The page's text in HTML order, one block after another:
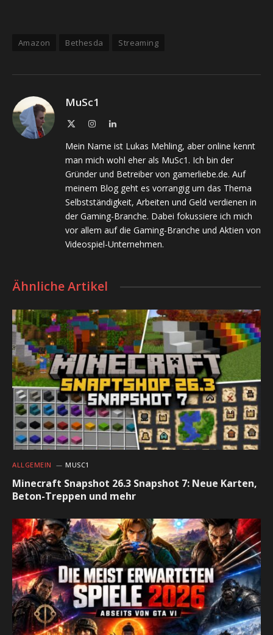
Amazon Bethesda Streaming
MuSc1
InstagramLinkedIn
Mein Name ist Lukas Mehling, aber online kennt
man mich wohl eher als MuSc1. Ich bin der
Gründer und Betreiber von gamerliebe.de. Auf
meinem Blog geht es vorrangig um das Thema
Selbstständigkeit, Arbeiten und Geld verdienen in
der Gaming-Branche. Dabei fokussiere ich mich
vor allem auf die Gaming-Branche und Aktien von
Videospiel-Unternehmen.
Ähnliche Artikel
ALLGEMEIN MUSC1
Minecraft Snapshot 26.3 Snapshot 7: Neue Karten,
Beton-Treppen und mehr